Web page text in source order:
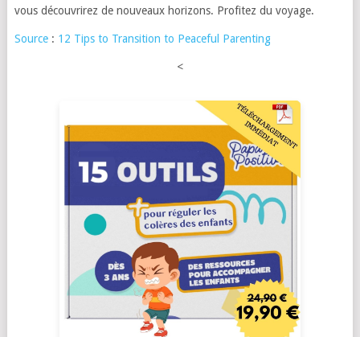
vous découvrirez de nouveaux horizons. Profitez du voyage.
Source: 12 Tips to Transition to Peaceful Parenting
<